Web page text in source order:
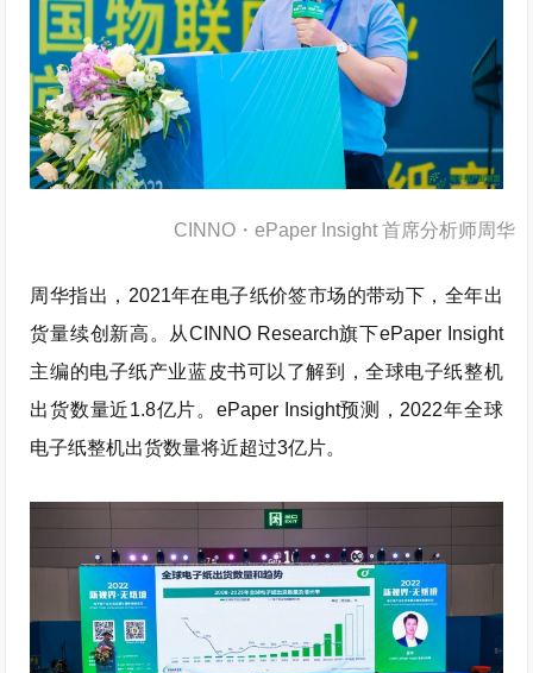
CINNO・ePaper Insight 首席分析师周华
周华指出，2021年在电子纸价签市场的带动下，全年出
货量续创新高。从CINNO Research旗下ePaper Insight
主编的电子纸产业蓝皮书可以了解到，全球电子纸整机
出货数量近1.8亿片。ePaper Insight预测，2022年全球
电子纸整机出货数量将近超过3亿片。